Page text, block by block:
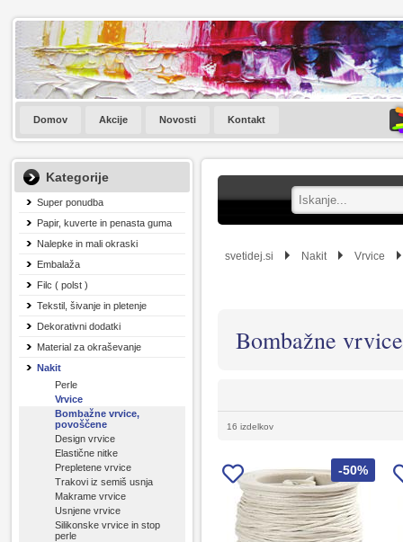
Domov Akcije Novosti Kontakt
Kategorije
Super ponudba
Papir, kuverte in penasta guma
Nalepke in mali okraski
Embalaža
Filc ( polst )
Tekstil, šivanje in pletenje
Dekorativni dodatki
Material za okraševanje
Nakit
Perle
Vrvice
Bombažne vrvice,
povoščene
Design vrvice
Elastične nitke
Prepletene vrvice
Trakovi iz semiš usnja
Makrame vrvice
Usnjene vrvice
Silikonske vrvice in stop
perle
svetidej.si Nakit Vrvice
Bombažne
16 izdelkov
-50%